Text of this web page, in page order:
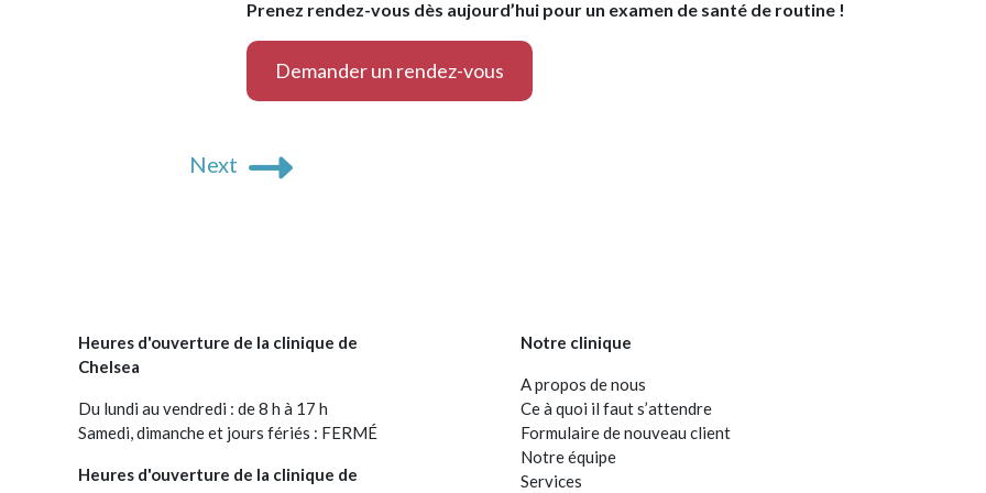
Prenez rendez-vous dès aujourd’hui pour un examen de santé de routine !
Demander un rendez-vous
Next
Heures d'ouverture de la clinique de
Chelsea
Du lundi au vendredi : de 8 h à 17 h
Samedi, dimanche et jours fériés : FERMÉ
Heures d'ouverture de la clinique de
Notre clinique
A propos de nous
Ce à quoi il faut s’attendre
Formulaire de nouveau client
Notre équipe
Services